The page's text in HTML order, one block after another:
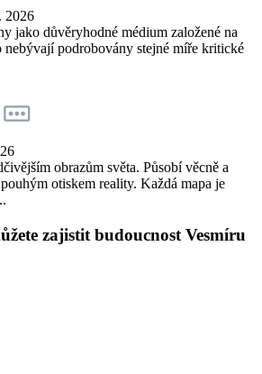
2026
jako důvěryhodné médium založené na
nebývají podrobovány stejné míře kritické
obrazům světa. Působí věcně a
otiskem reality. Každá mapa je
zajistit budoucnost Vesmíru